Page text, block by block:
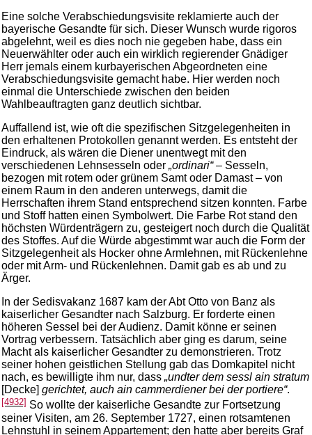
Eine solche Verabschiedungsvisite reklamierte auch der
bayerische Gesandte für sich. Dieser Wunsch wurde rigoros
abgelehnt, weil es dies noch nie gegeben habe, dass ein
Neuerwählter oder auch ein wirklich regierender Gnädiger
Herr jemals einem kurbayerischen Abgeordneten eine
Verabschiedungsvisite gemacht habe. Hier werden noch
einmal die Unterschiede zwischen den beiden
Wahlbeauftragten ganz deutlich sichtbar.
Auffallend ist, wie oft die spezifischen Sitzgelegenheiten in
den erhaltenen Protokollen genannt werden. Es entsteht der
Eindruck, als wären die Diener unentwegt mit den
verschiedenen Lehnsesseln oder „ordinari“– Sesseln,
bezogen mit rotem oder grünem Samt oder Damast – von
einem Raum in den anderen unterwegs, damit die
Herrschaften ihrem Stand entsprechend sitzen konnten. Farbe
und Stoff hatten einen Symbolwert. Die Farbe Rot stand den
höchsten Würdenträgern zu, gesteigert noch durch die Qualität
des Stoffes. Auf die Würde abgestimmt war auch die Form der
Sitzgelegenheit als Hocker ohne Armlehnen, mit Rückenlehne
oder mit Arm- und Rückenlehnen. Damit gab es ab und zu
Ärger.
In der Sedisvakanz 1687 kam der Abt Otto von Banz als
kaiserlicher Gesandter nach Salzburg. Er forderte einen
höheren Sessel bei der Audienz. Damit könne er seinen
Vortrag verbessern. Tatsächlich aber ging es darum, seine
Macht als kaiserlicher Gesandter zu demonstrieren. Trotz
seiner hohen geistlichen Stellung gab das Domkapitel nicht
nach, es bewilligte ihm nur, dass „undter dem sessl ain stratum
[Decke] gerichtet, auch ain cammerdiener bei der portiere“.
[4932] So wollte der kaiserliche Gesandte zur Fortsetzung
seiner Visiten, am 26. September 1727, einen rotsamtenen
Lehnstuhl in seinem Appartement; den hatte aber bereits Graf